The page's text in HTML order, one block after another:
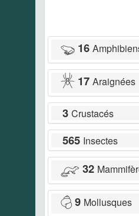
16
17 Araignées
3 Crustacés
565 Insectes
32
9 Mollusques